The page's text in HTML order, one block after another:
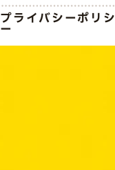
プライバシーポリシ
ー